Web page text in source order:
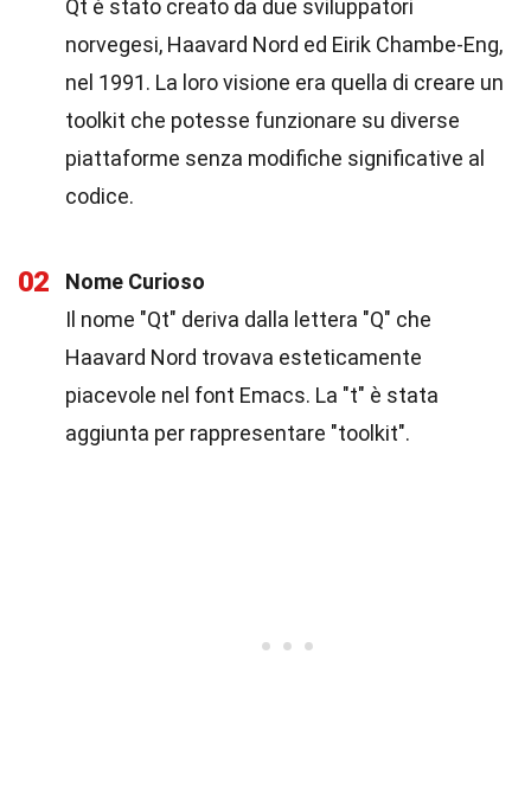
Qt è stato creato da due sviluppatori
norvegesi, Haavard Nord ed Eirik Chambe-Eng,
nel 1991. La loro visione era quella di creare un
toolkit che potesse funzionare su diverse
piattaforme senza modifiche significative al
codice.
02
Nome Curioso
Il nome "Qt" deriva dalla lettera "Q" che
Haavard Nord trovava esteticamente
piacevole nel font Emacs. La "t" è stata
aggiunta per rappresentare "toolkit".